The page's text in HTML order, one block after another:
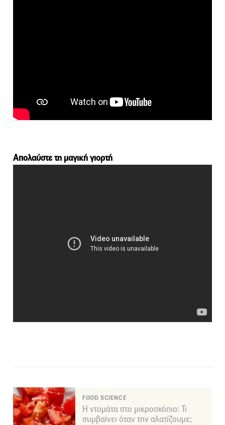
Απολαύστε τη μαγική γιορτή
FOOD SCIENCE
Η ντομάτα στο μικροσκόπιο: Τι
συμβαίνει όταν την αλατίζουμε;